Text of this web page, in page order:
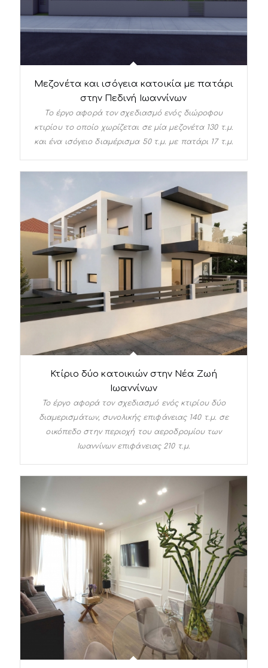
Μεζονέτα και ισόγεια κατοικία με πατάρι
στην Πεδινή Ιωαννίνων
Το έργο αφορά τον σχεδιασμό ενός διώροφου
κτιρίου το οποίο χωρίζεται σε μία μεζονέτα 130 τ.μ.
και ένα ισόγειο διαμέρισμα 50 τ.μ. με πατάρι 17 τ.μ.
Κτίριο δύο κατοικιών στην Νέα Ζωή
Ιωαννίνων
Το έργο αφορά τον σχεδιασμό ενός κτιρίου δύο
διαμερισμάτων, συνολικής επιφάνειας 140 τ.μ. σε
οικόπεδο στην περιοχή του αεροδρομίου των
Ιωαννίνων επιφάνειας 210 τ.μ.